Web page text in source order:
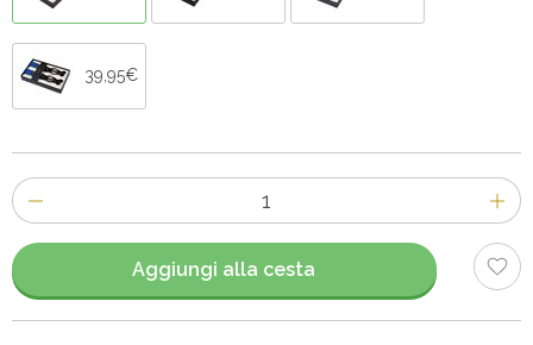
39,95€
Numero
di
articoli
Aggiungi alla cesta